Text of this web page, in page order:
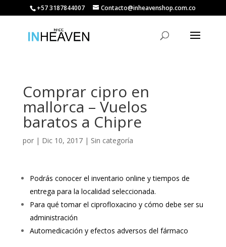
+57 3187844007 Contacto@inheavenshop.com.co
Comprar cipro en
mallorca – Vuelos
baratos a Chipre
por | Dic 10, 2017| Sin categoría
Podrás conocer el inventario online y tiempos de
entrega para la localidad seleccionada.
Para qué tomar el ciprofloxacino y cómo debe ser su
administración
Automedicación y efectos adversos del fármaco